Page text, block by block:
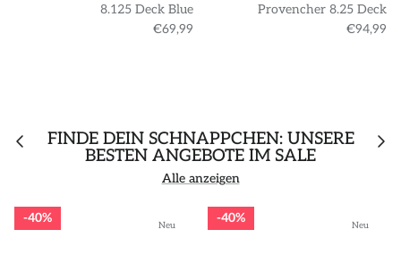
8.125 Deck Blue
€69,99
Provencher 8.25 Deck
€94,99
FINDE DEIN SCHNÄPPCHEN: UNSERE
BESTEN ANGEBOTE IM SALE
Alle anzeigen
Neu
40% Neu
40%